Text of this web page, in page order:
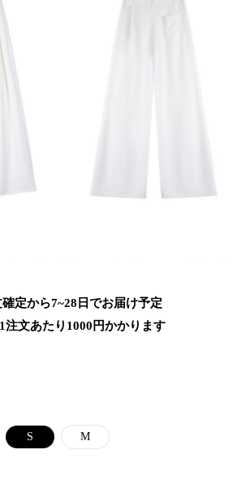
定から7~28日でお届け予定
注文あたり 1000 円かかります
S M